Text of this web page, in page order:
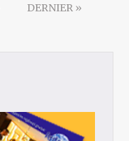
DERNIER »